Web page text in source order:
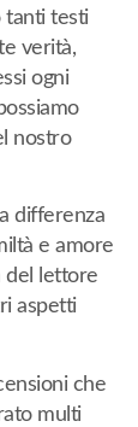
tanti testi
verità,
ogni
nostro
differenza
e amore
del lettore
aspetti
che
multi